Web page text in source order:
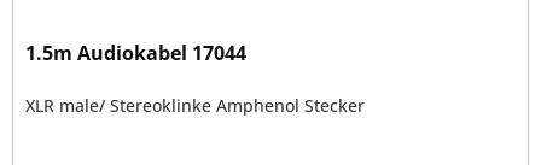
1.5m Audiokabel 17044
XLR male/ Stereoklinke Amphenol Stecker